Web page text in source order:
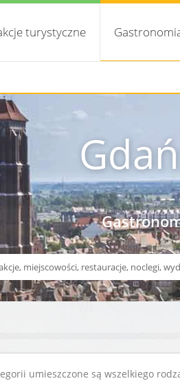
turystyczne
umieszczone są wszelkiego